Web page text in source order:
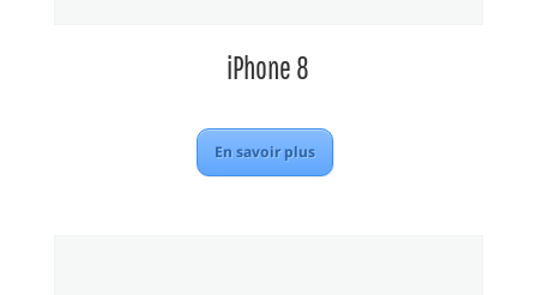
iPhone 8
En savoir plus